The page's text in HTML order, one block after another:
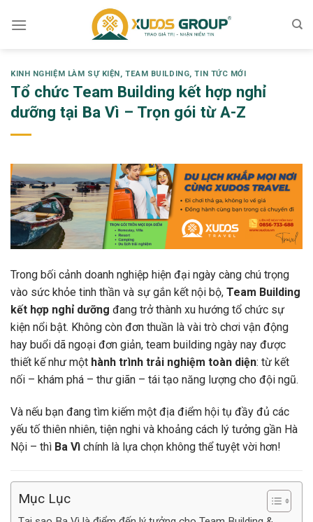
KINH NGHIỆM LÀM SỰ KIỆN,TEAM BUILDING,TIN TỨC MỚI
Tổ chức Team Building kết hợp nghỉ
dưỡng tại Ba Vì – Trọn gói từ A-Z
Trong bối cảnh doanh nghiệp hiện đại ngày càng chú trọng
vào sức khỏe tinh thần và sự gắn kết nội bộ, Team Building
kết hợp nghỉ dưỡng đang trở thành xu hướng tổ chức sự
kiện nổi bật. Không còn đơn thuần là vài trò chơi vận động
hay buổi dã ngoại đơn giản, team building ngày nay được
thiết kế như một hành trình trải nghiệm toàn diện: từ kết
nối – khám phá – thư giãn – tái tạo năng lượng cho đội ngũ.
Và nếu bạn đang tìm kiếm một địa điểm hội tụ đầy đủ các
yếu tố thiên nhiên, tiện nghi và khoảng cách lý tưởng gần Hà
Nội – thì Ba Vì chính là lựa chọn không thể tuyệt vời hơn!
Mục Lục